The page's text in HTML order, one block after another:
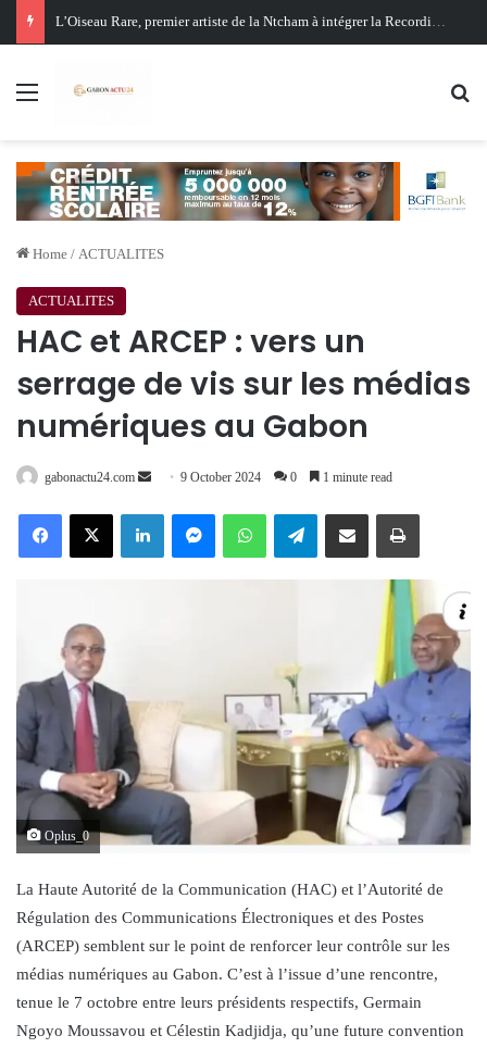
Oligui Nguema au Ghana : Libreville mise sur Accra pour renforcer sa stratégie diplomatique et économique
Menu
Home / ACTUALITES
ACTUALITES
HAC et ARCEP : vers un
serrage de vis sur les médias
numériques au Gabon
gabonactu24.com
Send 9 October 2024 0 1 minute read
FacebookX LinkedInMessengerWhatsAppTelegramShare via Email Print
Oplus_0
La Haute Autorité de la Communication (HAC) et l’Autorité de
Régulation des Communications Électroniques et des Postes
(ARCEP) semblent sur le point de renforcer leur contrôle sur les
médias numériques au Gabon. C’est à l’issue d’une rencontre,
tenue le 7 octobre entre leurs présidents respectifs, Germain
Ngoyo Moussavou et Célestin Kadjidja, qu’une future convention